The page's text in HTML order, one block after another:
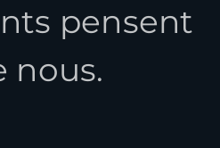
pensent
nous.